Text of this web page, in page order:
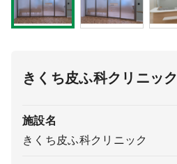
施工事例
きくち皮ふ科クリニック
施設名
きくち皮ふ科クリニック